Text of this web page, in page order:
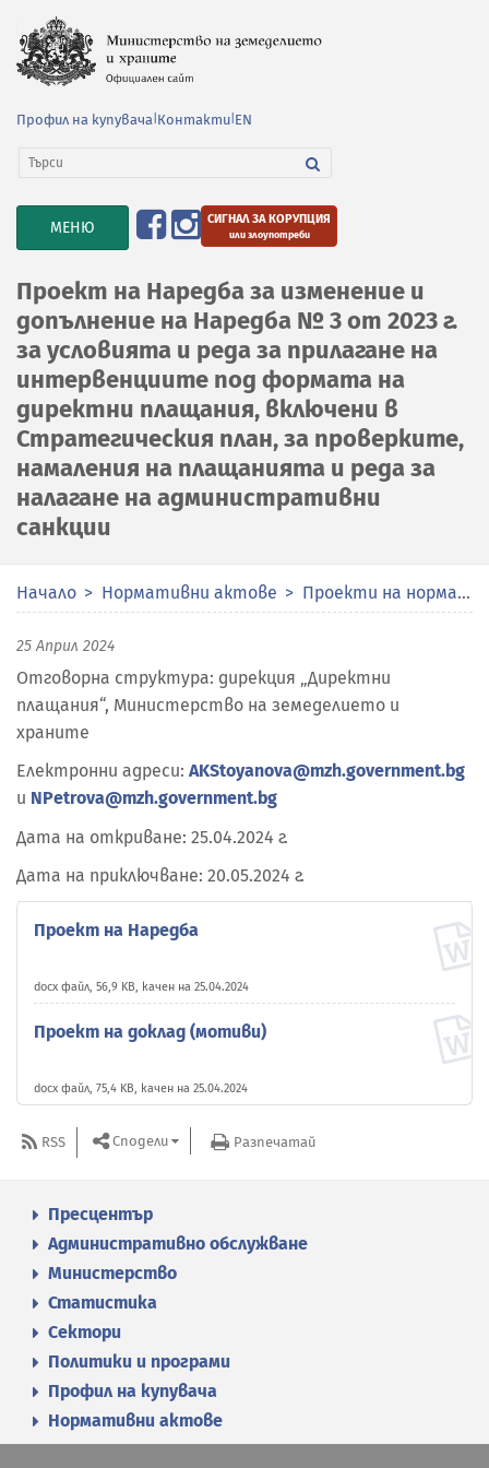
Профил на купувача Контакти EN
TOGGLE
NAVIGATION
МЕНЮ СИГНАЛ ЗА КОРУПЦИЯ
или злоупотреби
Проект на Наредба за изменение и
допълнение на Наредба № 3 от 2023 г.
за условията и реда за прилагане на
интервенциите под формата на
директни плащания, включени в
Стратегическия план, за проверките,
намаления на плащанията и реда за
налагане на административни
санкции
Начало Нормативни актове Проекти на нормативни актове
25 Април 2024
Отговорна структура: дирекция „Директни
плащания“, Министерство на земеделието и
храните
Електронни адреси: AKStoyanova@mzh.government.bg
и NPetrova@mzh.government.bg
Дата на откриване: 25.04.2024 г.
Дата на приключване: 20.05.2024 г.
Проект на Наредба
docx файл, 56,9 KB, качен на 25.04.2024
Проект на доклад (мотиви)
docx файл, 75,4 KB, качен на 25.04.2024
RSS Сподели Разпечатай
Пресцентър
Административно обслужване
Министерство
Статистика
Сектори
Политики и програми
Профил на купувача
Нормативни актове